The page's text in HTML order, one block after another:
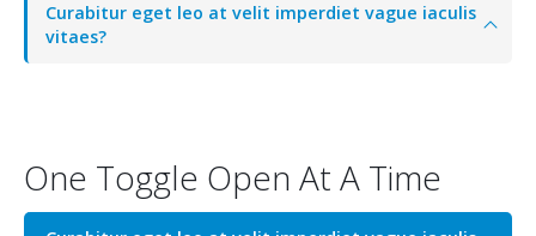
Curabitur eget leo at velit imperdiet vague iaculis
vitaes?
One Toggle Open At A Time